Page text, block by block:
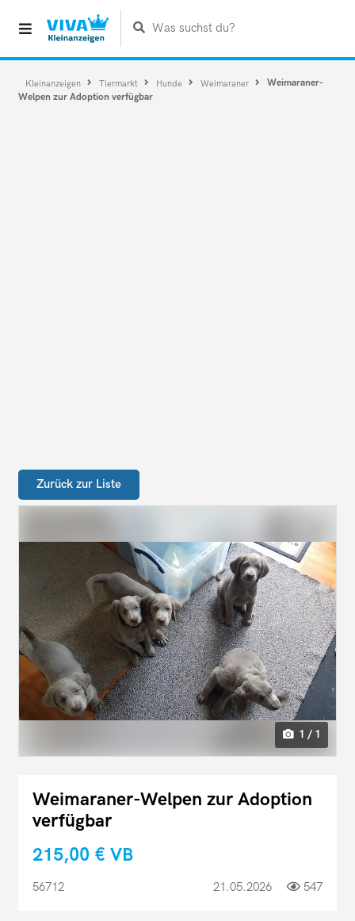
Was suchst du?
Kleinanzeigen Tiermarkt Hunde Weimaraner
Weimaraner-
Welpen zur Adoption verfügbar
Zurück zur Liste
1 / 1
Weimaraner-Welpen zur Adoption
verfügbar
215,00 € VB
56712 21.05.2026 547